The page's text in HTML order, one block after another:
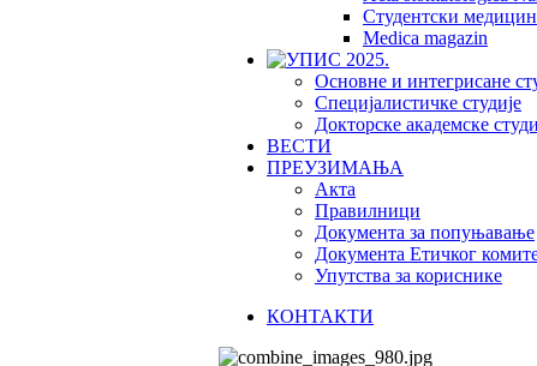
Студентски
Medica magazin
Основне и интегрисане
Специјалистичке студије
Докторске академске
ВЕСТИ
ПРЕУЗИМАЊА
Акта
Правилници
Документа за попуњавање
Документа Етичког
Упутства за кориснике
КОНТАКТИ